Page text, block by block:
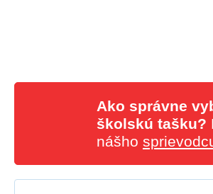
Ako správne
školskú tašku?
nášho